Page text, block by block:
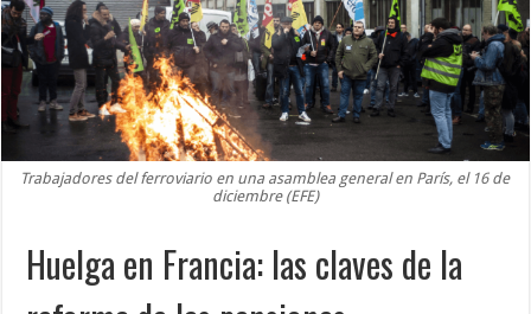
Trabajadores del ferroviario en una asamblea general en París, el 16 de
diciembre (EFE)
Huelga en Francia: las claves de la